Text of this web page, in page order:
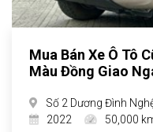
Mua Bán Xe Ô Tô
Màu Đồng Giao
Số 2 Dương Đình
2022
50,000